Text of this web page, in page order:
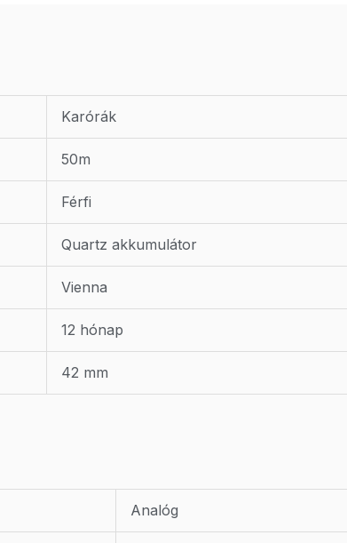
Karórák
50m
Férfi
Quartz akkumulátor
Vienna
12 hónap
42 mm
Analóg